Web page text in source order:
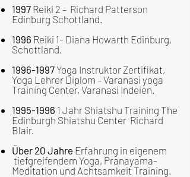
1997 Reiki 2 – Richard Patterson
Edinburg Schottland.
1996 Reiki 1- Diana Howarth Edinburg,
Schottland.
1996-1997Yoga Instruktor Zertifikat,
Yoga Lehrer Diplom – Varanasi yoga
Training Center, Varanasi Indeien.
1995-1996 1 Jahr Shiatshu Training The
Edinburgh Shiatshu Center Richard
Blair.
Über 20 Jahre Erfahrung in eigenem
tiefgreifendem Yoga, Pranayama-
Meditation und Achtsamkeit Training.